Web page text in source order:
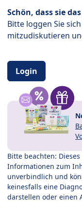
Schön, dass sie
Bitte loggen Sie
mitzudiskutieren
Login
Bitte beachten:
Informationen zum
unverbindlich und
keinesfalls eine
darstellen oder einen